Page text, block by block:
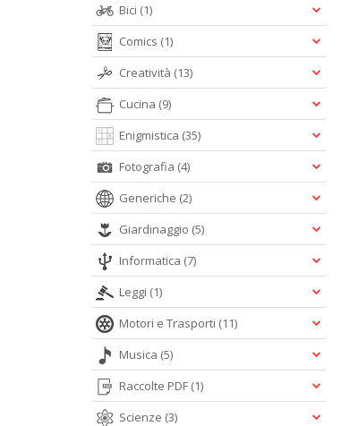
Bici (1)
Comics (1)
Creatività (13)
Cucina (9)
Enigmistica (35)
Fotografia (4)
Generiche (2)
Giardinaggio (5)
Informatica (7)
Leggi (1)
Motori e Trasporti (11)
Musica (5)
Raccolte PDF (1)
Scienze (3)